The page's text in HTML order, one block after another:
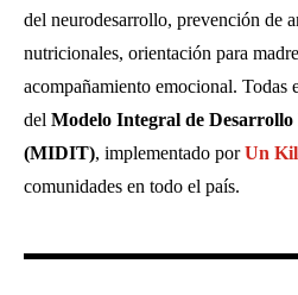
del neurodesarrollo, prevención de
nutricionales, orientación para
acompañamiento emocional. Todas
del Modelo Integral de
(MIDIT), implementado porUn
comunidades en todo el país.